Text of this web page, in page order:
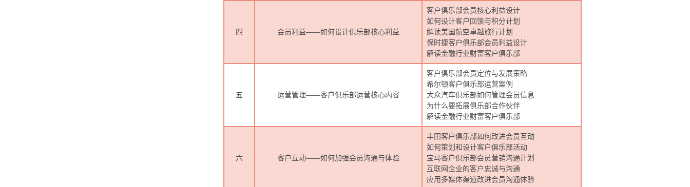
四 会员利益——如何设计俱乐部核心利益
客户俱乐部会员核心利益设计
如何设计客户回馈与积分计划
解读美国航空卓越旅行计划
保时捷客户俱乐部会员利益设计
解读金融行业财富客户俱乐部
五 运营管理——客户俱乐部运营核心内容
客户俱乐部会员定位与发展策略
希尔顿客户俱乐部运营案例
大众汽车俱乐部如何管理会员信息
为什么要拓展俱乐部合作伙伴
解读金融行业财富客户俱乐部
六 客户互动——如何加强会员沟通与体验
丰田客户俱乐部如何改进会员互动
如何策划和设计客户俱乐部活动
宝马客户俱乐部会员营销沟通计划
互联网企业的客户忠诚与沟通
应用多媒体渠道改进会员沟通体验